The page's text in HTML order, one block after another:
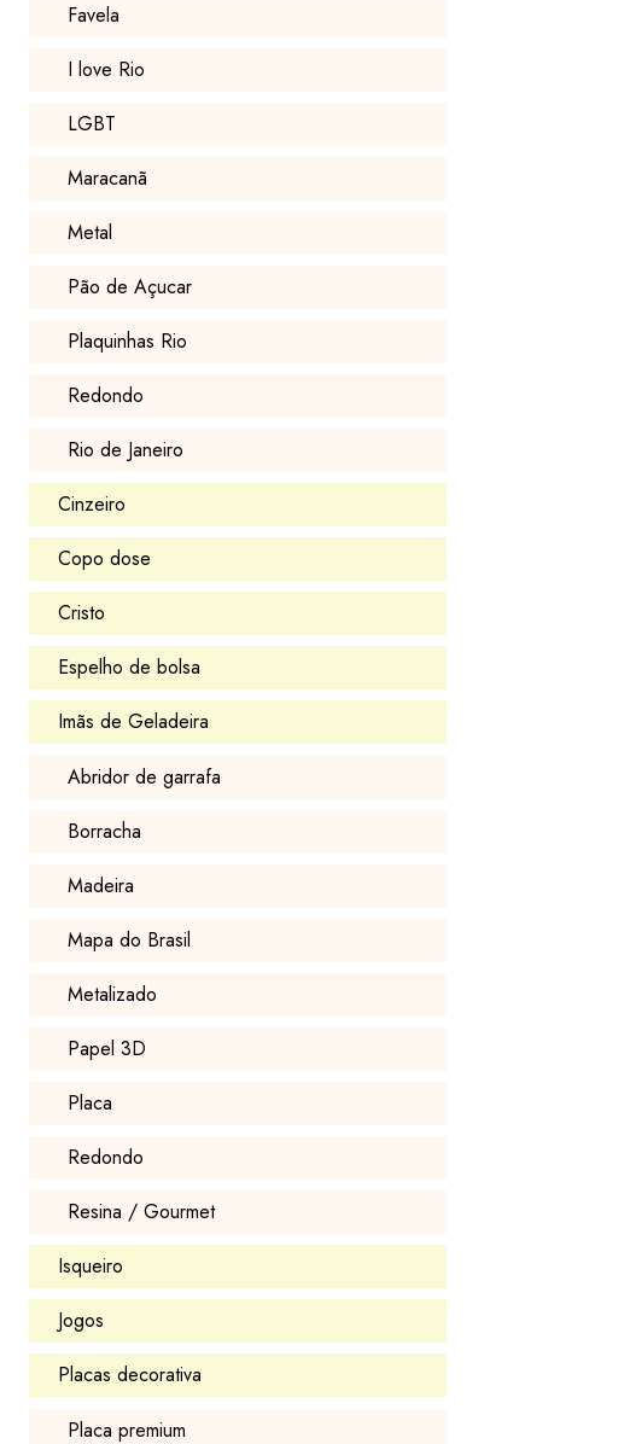
Favela
I love Rio
LGBT
Maracanã
Metal
Pão de Açucar
Plaquinhas Rio
Redondo
Rio de Janeiro
Cinzeiro
Copo dose
Cristo
Espelho de bolsa
Imãs de Geladeira
Abridor de garrafa
Borracha
Madeira
Mapa do Brasil
Metalizado
Papel 3D
Placa
Redondo
Resina / Gourmet
Isqueiro
Jogos
Placas decorativa
Placa premium